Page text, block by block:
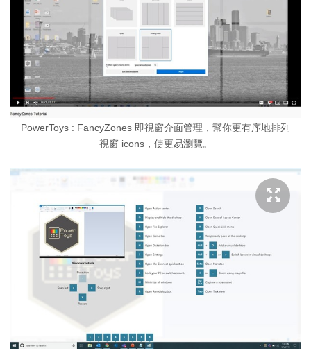
PowerToys : FancyZones 即視窗介面管理，幫你更有序地排列
視窗 icons，使更易瀏覽。